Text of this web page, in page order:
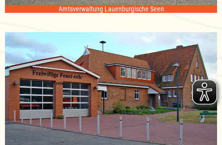
Amtsverwaltung Lauenburgische Seen